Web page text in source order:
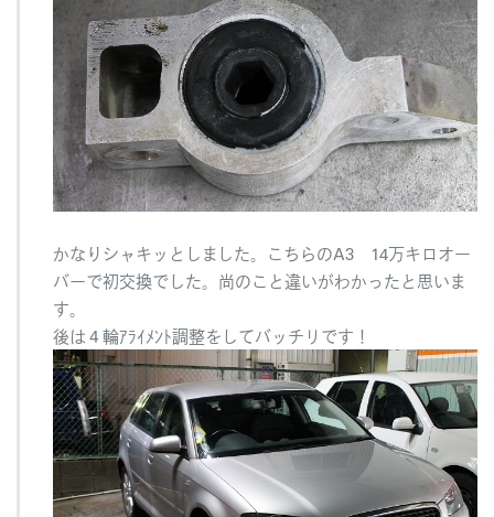
かなりシャキッとしました。こちらのA3 14万キロオー
バーで初交換でした。尚のこと違いがわかったと思いま
す。
後は４輪ｱﾗｲﾒﾝﾄ調整をしてバッチリです！